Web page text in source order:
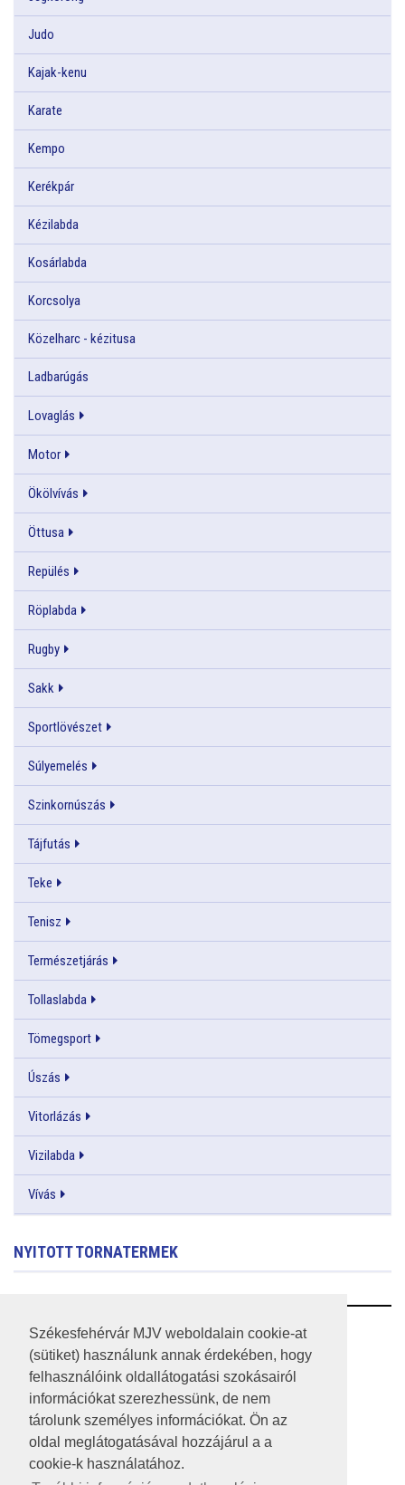
Székesfehérvár MJV weboldalain cookie-at
(sütiket) használunk annak érdekében, hogy
felhasználóink oldallátogatási szokásairól
információkat szerezhessünk, de nem
tárolunk személyes információkat. Ön az
oldal meglátogatásával hozzájárul a a
cookie-k használatához.
Judo
Kajak-kenu
Karate
Kempo
Kerékpár
Kézilabda
Kosárlabda
Korcsolya
Közelharc - kézitusa
Ladbarúgás
Lovaglás
Motor
Ökölvívás
Öttusa
Repülés
Röplabda
Rugby
Sakk
Sportlövészet
Súlyemelés
Szinkornúszás
Tájfutás
Teke
Tenisz
Természetjárás
Tollaslabda
Tömegsport
Úszás
Vitorlázás
Vizilabda
Vívás
NYITOTT TORNATERMEK
RSS
A HONLAP 2017.03.31-I ÁLLAPOTA
JOGI NYILATKOZAT
IMPRESSZUM